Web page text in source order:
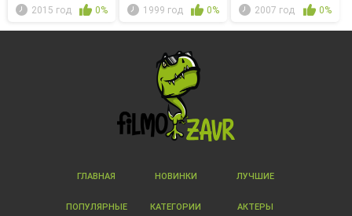
2015 год 0% 1999 год 0% 2007 год 0%
ГЛАВНАЯ НОВИНКИ ЛУЧШИЕ
ПОПУЛЯРНЫЕ КАТЕГОРИИ АКТЕРЫ